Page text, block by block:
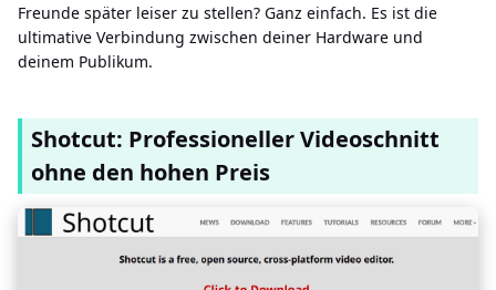
Freunde später leiser zu stellen? Ganz einfach. Es ist die
ultimative Verbindung zwischen deiner Hardware und
deinem Publikum.
Shotcut: Professioneller Videoschnitt
ohne den hohen Preis